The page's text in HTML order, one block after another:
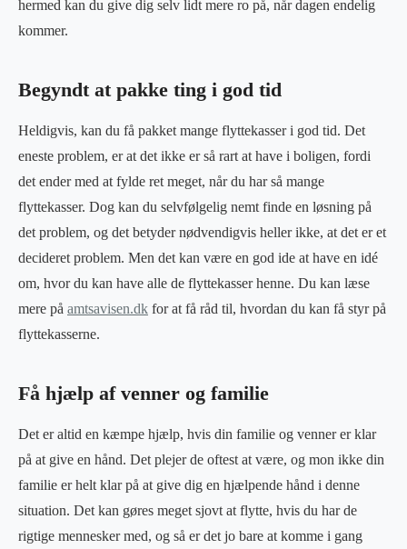
hermed kan du give dig selv lidt mere ro på, når dagen endelig
kommer.
Begyndt at pakke ting i god tid
Heldigvis, kan du få pakket mange flyttekasser i god tid. Det
eneste problem, er at det ikke er så rart at have i boligen, fordi
det ender med at fylde ret meget, når du har så mange
flyttekasser. Dog kan du selvfølgelig nemt finde en løsning på
det problem, og det betyder nødvendigvis heller ikke, at det er et
decideret problem. Men det kan være en god ide at have en idé
om, hvor du kan have alle de flyttekasser henne. Du kan læse
mere på amtsavisen.dk for at få råd til, hvordan du kan få styr på
flyttekasserne.
Få hjælp af venner og familie
Det er altid en kæmpe hjælp, hvis din familie og venner er klar
på at give en hånd. Det plejer de oftest at være, og mon ikke din
familie er helt klar på at give dig en hjælpende hånd i denne
situation. Det kan gøres meget sjovt at flytte, hvis du har de
rigtige mennesker med, og så er det jo bare at komme i gang